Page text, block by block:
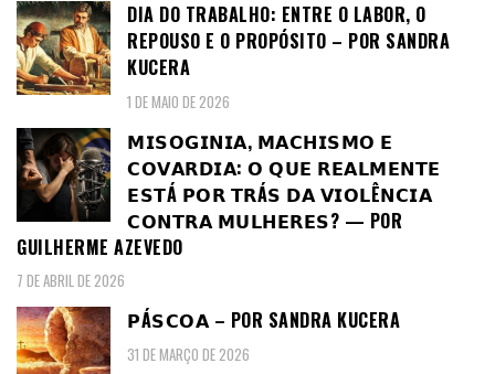
DIA DO TRABALHO: ENTRE O LABOR, O
REPOUSO E O PROPÓSITO – POR SANDRA
KUCERA
1 DE MAIO DE 2026
𝗠𝗜𝗦𝗢𝗚𝗜𝗡𝗜𝗔, 𝗠𝗔𝗖𝗛𝗜𝗦𝗠𝗢 𝗘
𝗖𝗢𝗩𝗔𝗥𝗗𝗜𝗔: 𝗢 𝗤𝗨𝗘 𝗥𝗘𝗔𝗟𝗠𝗘𝗡𝗧𝗘
𝗘𝗦𝗧Á 𝗣𝗢𝗥 𝗧𝗥Á𝗦 𝗗𝗔 𝗩𝗜𝗢𝗟Ê𝗡𝗖𝗜𝗔
𝗖𝗢𝗡𝗧𝗥𝗔 𝗠𝗨𝗟𝗛𝗘𝗥𝗘𝗦? — POR
GUILHERME AZEVEDO
7 DE ABRIL DE 2026
𝗣Á𝗦𝗖𝗢𝗔 – POR SANDRA KUCERA
31 DE MARÇO DE 2026